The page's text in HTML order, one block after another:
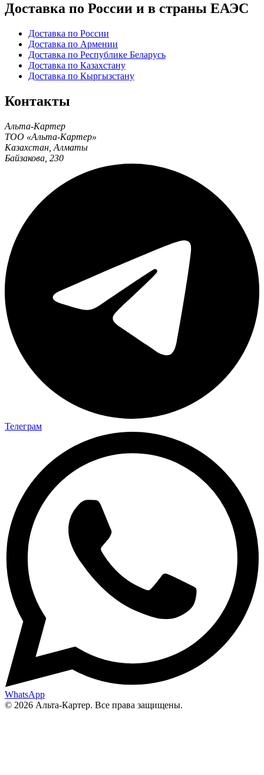
Доставка по России и в страны ЕАЭС
Доставка по России
Доставка по Армении
Доставка по Республике Беларусь
Доставка по Казахстану
Доставка по Кыргызстану
Контакты
Альта-Картер
ТОО «Альта-Картер»
Казахстан Алматы
Байзакова, 230
Телеграм
WhatsApp
© 2026 Альта-Картер. Все права защищены.